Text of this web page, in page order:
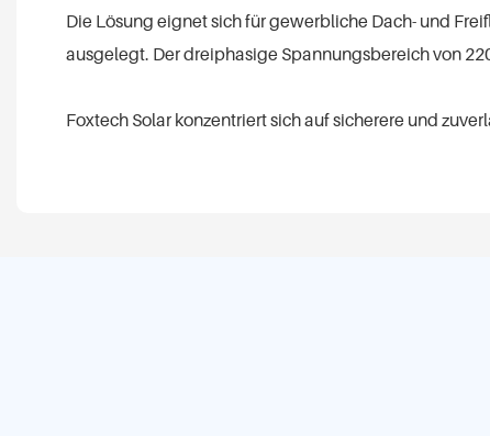
Die Lösung eignet sich für gewerbliche Dach- und
ausgelegt. Der dreiphasige Spannungsbereich von
Foxtech Solar konzentriert sich auf sicherere und